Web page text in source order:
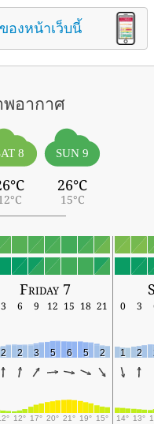
องหน้าเว็บนี้
อากาศ
8 SUN 9
26°C
15°C
Friday 7
3 6 9 12 15 18 21 0 3
2 2 3 5 6 5 2 1 2
12° 17° 20° 21° 19° 15° 14° 13°